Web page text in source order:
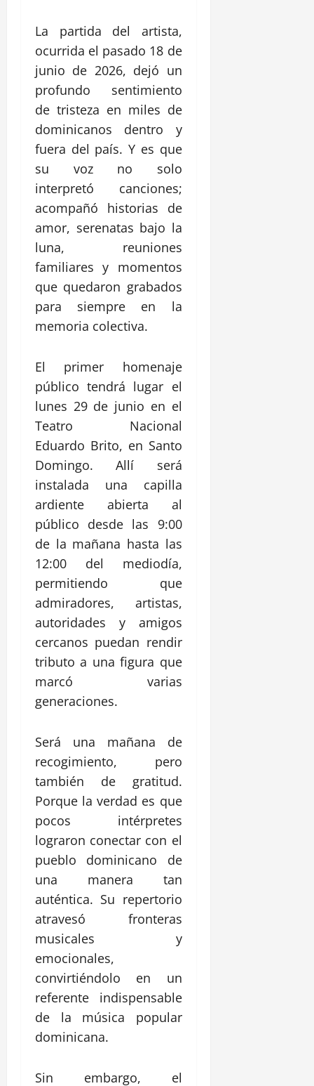
La partida del artista,
ocurrida el pasado 18 de
junio de 2026, dejó un
profundo sentimiento
de tristeza en miles de
dominicanos dentro y
fuera del país. Y es que
su voz no solo
interpretó canciones;
acompañó historias de
amor, serenatas bajo la
luna, reuniones
familiares y momentos
que quedaron grabados
para siempre en la
memoria colectiva.
El primer homenaje
público tendrá lugar el
lunes 29 de junio en el
Teatro Nacional
Eduardo Brito, en Santo
Domingo. Allí será
instalada una capilla
ardiente abierta al
público desde las 9:00
de la mañana hasta las
12:00 del mediodía,
permitiendo que
admiradores, artistas,
autoridades y amigos
cercanos puedan rendir
tributo a una figura que
marcó varias
generaciones.
Será una mañana de
recogimiento, pero
también de gratitud.
Porque la verdad es que
pocos intérpretes
lograron conectar con el
pueblo dominicano de
una manera tan
auténtica. Su repertorio
atravesó fronteras
musicales y
emocionales,
convirtiéndolo en un
referente indispensable
de la música popular
dominicana.
Sin embargo, el